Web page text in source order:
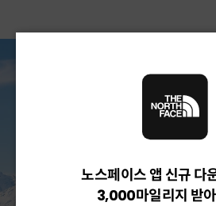
노스페이스 앱 신규 다
3,000마일리지 받